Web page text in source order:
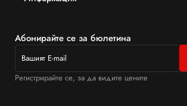
Абонирайте се за бюлетина
Регистрирайте се, за да видите цените